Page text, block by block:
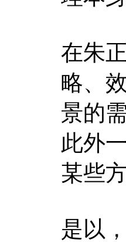
在朱
略、
景的
此外
某些
是以